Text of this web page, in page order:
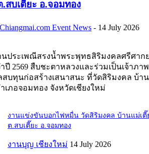
สบเตี้ยะ อ.จอมทอง
Event News - 14 July 2026
ประเพณีสรงน้ำพระพุทธสิริมงคลศรีศาก
ำปี 2569 สืบชะตาหลวงและร่วมเป็นเจ้าภา
บทุนก่อสร้างเสนาสนะ ที่วัดสิริมงคล บ้า
เภอจอมทอง จังหวัดเชียงใหม่
งานแข่งขันบอกไฟหมื่น วัดสิริมงคล บ้านแม่เตี๊
ต.สบเตี๊ยะ อ.จอมทอง
งานบุญ เชียงใหม่ 14 July 2026